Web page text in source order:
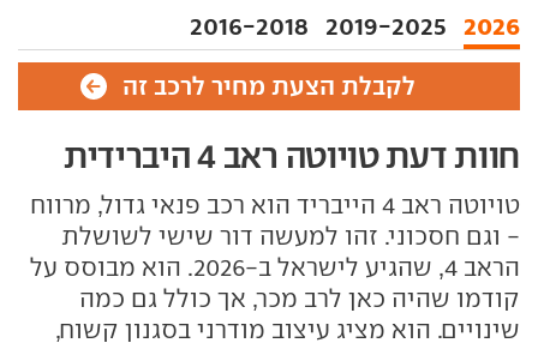
2026
2019-2025
2016-2018
לקבלת הצעת מחיר לרכב זה
חוות דעת טויוטה ראב 4 היברידית
טויוטה ראב 4 הייבריד הוא רכב פנאי גדול, מרווח
- וגם חסכוני. זהו למעשה דור שישי לשושלת
הראב 4, שהגיע לישראל ב-2026. הוא מבוסס על
קודמו שהיה כאן לרב מכר, אך כולל גם כמה
שינויים. הוא מציג עיצוב מודרני בסגנון קשוח,